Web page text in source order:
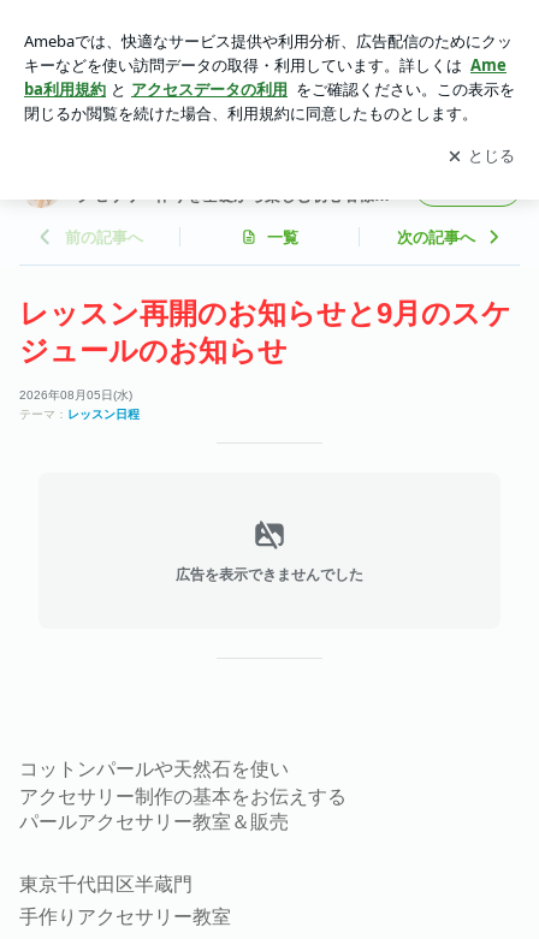
然石アクセサリー作りを基礎から楽しむ初心者様安心のおしゃ
れな大人のハンドメイドお稽古教室
アプリをダウンロードして ブログの更新通知
を受け取りまし
ょう。
開く
クセサリー作りを基礎から楽しむ初心者様安
室
前の記事へ 一覧 次の記事へ
レッスン再開のお知らせと9月のスケ
ジュールのお知らせ
2026年08月05日(水)
テーマ： レッスン日程
広告を表示できませんでした
コットンパールや天然石を使い
アクセサリー制作の基本をお伝えする
パールアクセサリー教室＆販売
東京千代田区半蔵門
手作りアクセサリー教室